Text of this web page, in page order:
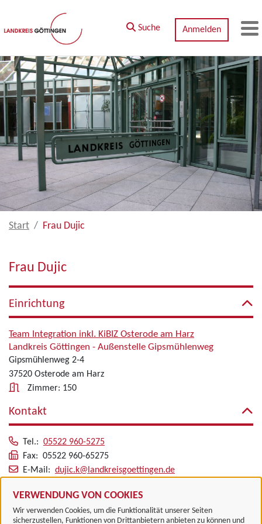
Zum Hauptinhalt springen
VERWENDUNG VON COOKIES
Wir verwenden Cookies, um die Funktionalität unserer Seiten
sicherzustellen, Funktionen von Drittanbietern anbieten zu können und
Suche Anmelden
Start Frau Dujic
Frau Dujic
Einrichtung
Team Integration inkl. KiBIZ Osterode am Harz
Landkreis Göttingen - Außenstelle Gipsmühlenweg
Gipsmühlenweg 2-4
37520 Osterode am Harz
Zimmer: 150
Kontakt
Tel.: 05522 960-5275
Fax: 05522 960-65275
E-Mail: dujic.k@landkreisgoettingen.de
Alle zugeordneten Einrichtungen